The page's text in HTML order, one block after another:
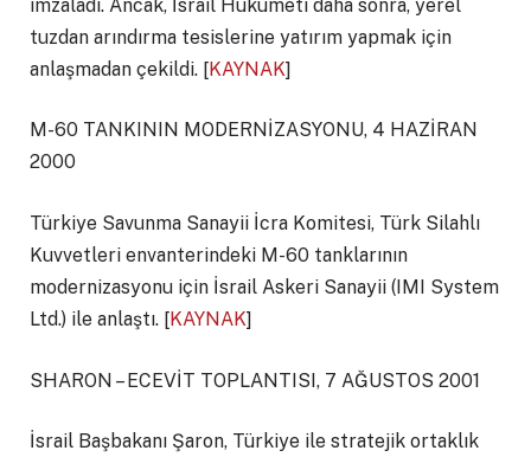
imzaladı. Ancak, İsrail Hükümeti daha sonra, yerel
tuzdan arındırma tesislerine yatırım yapmak için
anlaşmadan çekildi. [KAYNAK]
M-60 TANKININ MODERNİZASYONU, 4 HAZİRAN
2000
Türkiye Savunma Sanayii İcra Komitesi, Türk Silahlı
Kuvvetleri envanterindeki M-60 tanklarının
modernizasyonu için İsrail Askeri Sanayii (IMI System
Ltd.) ile anlaştı. [KAYNAK]
SHARON – ECEVİT TOPLANTISI, 7 AĞUSTOS 2001
İsrail Başbakanı Şaron, Türkiye ile stratejik ortaklık